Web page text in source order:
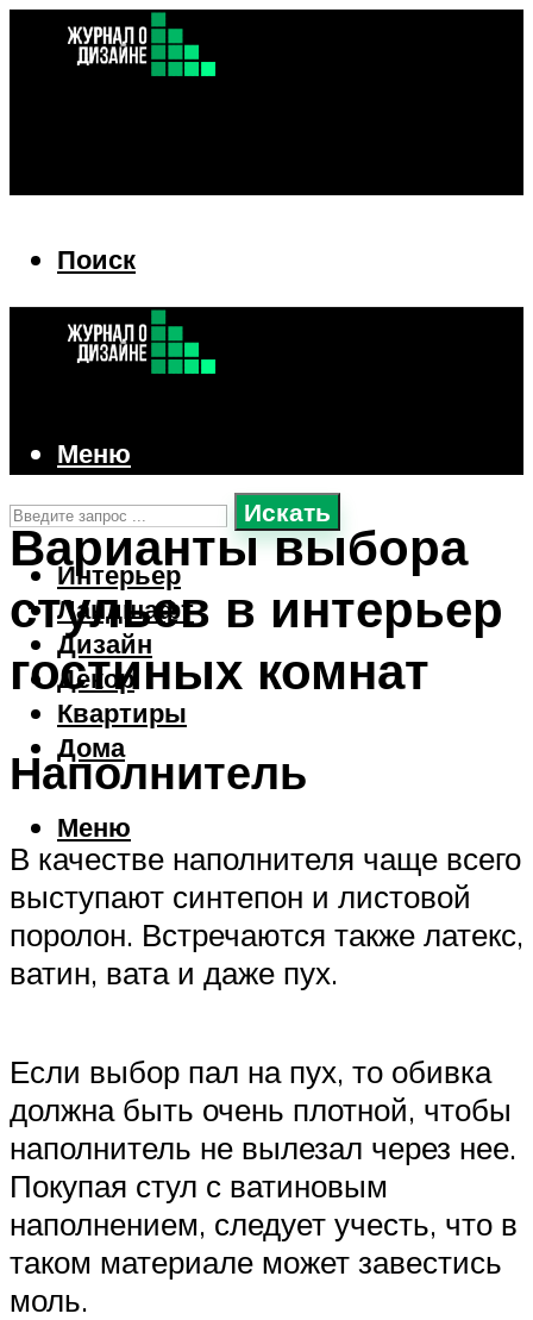
Поиск
Искать
Интерьер
Ландшафт
Дизайн
Декор
Квартиры
Дома
Меню
Меню
Варианты выбора
стульев в интерьер
гостиных комнат
Наполнитель
В качестве наполнителя чаще всего
выступают синтепон и листовой
поролон. Встречаются также латекс,
ватин, вата и даже пух.
Если выбор пал на пух, то обивка
должна быть очень плотной, чтобы
наполнитель не вылезал через нее.
Покупая стул с ватиновым
наполнением, следует учесть, что в
таком материале может завестись
моль.